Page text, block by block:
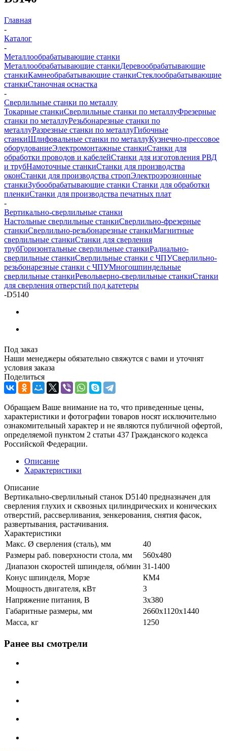
Главная
-
Каталог
-
Металлообрабатывающие станки
Металлообрабатывающие станкиДеревообрабатывающие
станкиКамнеобрабатывающие станкиСтеклообрабатывающие
станкиСтаночная оснастка
-
Сверлильные станки по металлу
Токарные станкиСверлильные станки по металлуФрезерные
станки по металлуРезьбонарезные станки по
металлуРазрезные станки по металлуГибочные
станкиШлифовальные станки по металлуКузнечно-прессовое
оборудованиеЭлектромонтажные станкиСтанки для
обработки проводов и кабелейСтанки для изготовления РВД
и трубНамоточные станкиСтанки для производства
оконСтанки для производства стропЭлектроэрозионные
станкиЗубообрабатывающие станки Станки для обработки
пленкиСтанки для производства печатных плат
-
Вертикально-сверлильные станки
Настольные сверлильные станкиСверлильно-фрезерные
станкиСверлильно-резьбонарезные станкиМагнитные
сверлильные станкиСтанки для сверления
трубГоризонтальные сверлильные станкиРадиально-
сверлильные станкиСверлильные станки с ЧПУСверлильно-
резьбонарезные станки с ЧПУМногошпиндельные
сверлильные станкиРевольверно-сверлильные станкиСтанки
для сверления отверстий под катетеры
-D5140
Под заказ
Наши менеджеры обязательно свяжутся с вами и уточнят
условия заказа
Поделиться
Обращаем Ваше внимание на то, что приведенные цены,
характеристики и фотографии товаров носят исключительно
ознакомительный характер и не являются публичной офертой,
определяемой пунктом 2 статьи 437 Гражданского кодекса
Российской Федерации.
Описание
Характеристики
Описание
Вертикально-сверлильный станок D5140 предназначен для
сверления глухих и сквозных цилиндрических и конических
отверстий, рассверливания, зенкерования, снятия фасок,
развертывания, растачивания.
Характеристики
Макс. Ø сверления (сталь), мм
40
Размеры раб. поверхности стола, мм
560х480
Диапазон скоростей шпинделя, об/мин 31-1400
Конус шпинделя, Морзе
КМ4
Мощность двигателя, кВт
3
Напряжение питания, В
3x380
Габаритные размеры, мм
2660х1120х1440
Масса, кг
1250
Ранее вы смотрели